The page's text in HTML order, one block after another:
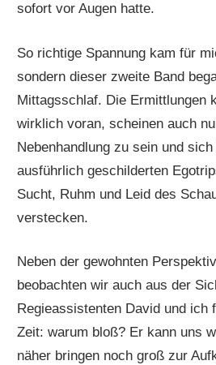
sofort vor Augen hatte.
So richtige Spannung kam für
sondern dieser zweite Band
Mittagsschlaf. Die Ermittlungen
wirklich voran, scheinen auch
Nebenhandlung zu sein und
ausführlich geschilderten
Sucht, Ruhm und Leid des
verstecken.
Neben der gewohnten
beobachten wir auch aus der
Regieassistenten David und ich
Zeit: warum bloß? Er kann uns
näher bringen noch groß zur